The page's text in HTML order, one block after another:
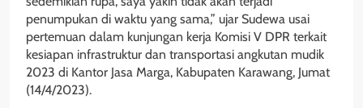
penumpukan di waktu yang sama,” ujar Sudewa usai
pertemuan dalam kunjungan kerja Komisi V DPR terkait
kesiapan infrastruktur dan transportasi angkutan mudik
2023 di Kantor Jasa Marga, Kabupaten Karawang, Jumat
(14/4/2023).